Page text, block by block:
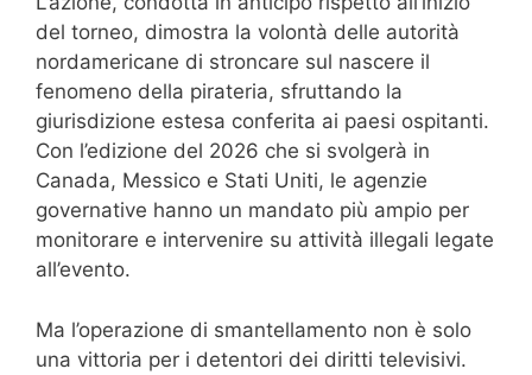
del torneo, dimostra la volontà delle autorità
nordamericane di stroncare sul nascere il
fenomeno della pirateria, sfruttando la
giurisdizione estesa conferita ai paesi ospitanti.
Con l’edizione del 2026 che si svolgerà in
Canada, Messico e Stati Uniti, le agenzie
governative hanno un mandato più ampio per
monitorare e intervenire su attività illegali legate
all’evento.
Ma l’operazione di smantellamento non è solo
una vittoria per i detentori dei diritti televisivi.